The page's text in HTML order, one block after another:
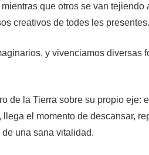
que otros se van
creativos de todes les presentes.
y vivenciamos diversas
de la Tierra sobre su propio eje:
el momento de descansar,
una sana vitalidad.